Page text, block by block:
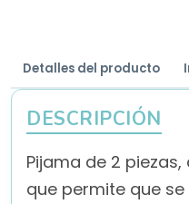
Detalles del producto
DESCRIPCIÓN
Pijama de 2
que permite que